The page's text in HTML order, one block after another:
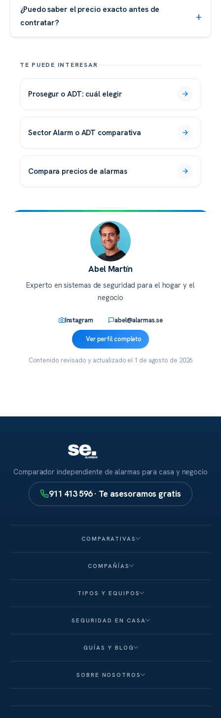
¿Puedo saber el precio exacto antes de
contratar?
TE PUEDE INTERESAR
Prosegur o ADT: cuál elegir
Sector Alarm o ADT comparativa
compara precios de alarmas
Abel Martín
Experto en sistemas de seguridad para el hogar y el
negocio
Instagram abel@alarmas.se
Ver perfil completo
Contenido revisado y actualizado el 1 de agosto de 2026
Comparador independiente de alarmas para casa y negocio
911 413 596 · Te asesoramos gratis
COMPARATIVAS
COMPAÑÍAS
TIPOS Y EQUIPOS
SEGURIDAD EN CASA
GUÍAS Y BLOG
SOBRE NOSOTROS